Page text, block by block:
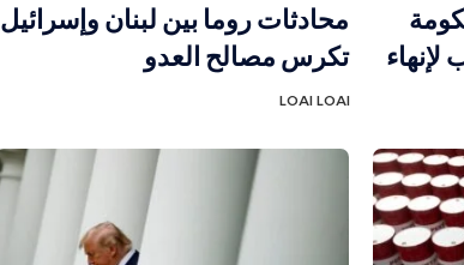
محادثات روما بين لبنان وإسرائيل
تكرس مصالح العدو
LOAI LOAI